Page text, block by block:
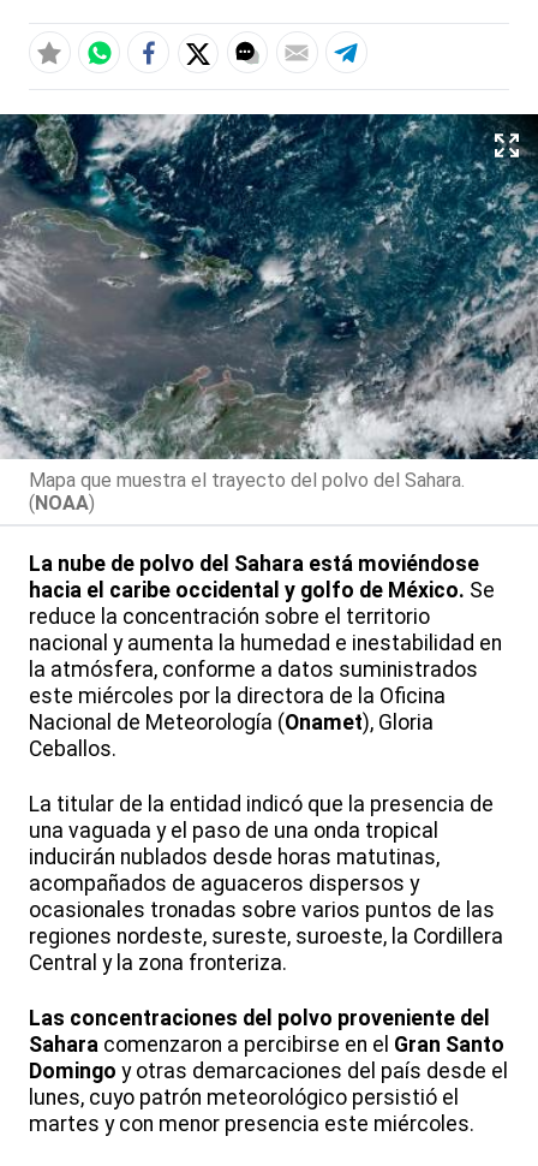
Mapa que muestra el trayecto del polvo del Sahara.
(NOAA)
La nube de polvo del Sahara está moviéndose
hacia el caribe occidental y golfo de México. Se
reduce la concentración sobre el territorio
nacional y aumenta la humedad e inestabilidad en
la atmósfera, conforme a datos suministrados
este miércoles por la directora de la Oficina
Nacional de Meteorología (Onamet), Gloria
Ceballos.
La titular de la entidad indicó que la presencia de
una vaguada y el paso de una onda tropical
inducirán nublados desde horas matutinas,
acompañados de aguaceros dispersos y
ocasionales tronadas sobre varios puntos de las
regiones nordeste, sureste, suroeste, la Cordillera
Central y la zona fronteriza.
Las concentraciones del polvo proveniente del
Sahara comenzaron a percibirse en el Gran Santo
Domingo y otras demarcaciones del país desde el
lunes, cuyo patrón meteorológico persistió el
martes y con menor presencia este miércoles.